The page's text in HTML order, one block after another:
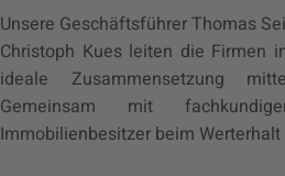
Unsere Geschäftsführer Thomas
Christoph Kues leiten die Firmen
ideale Zusammensetzung
Gemeinsam mit
Immobilienbesitzer beim